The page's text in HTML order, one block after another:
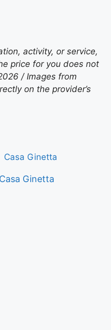
activity, or service,
price for you does not
/ Images from
on the provider’s
Casa Ginetta